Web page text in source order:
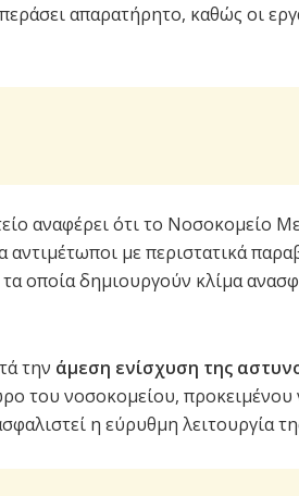
απαρατήρητο, καθώς οι
αναφέρει ότι το Νοσοκομείο
αντιμέτωποι με περιστατικά
τα οποία δημιουργούν κλίμα
την άμεση ενίσχυση της
του νοσοκομείου, προκειμένου
η εύρυθμη λειτουργία